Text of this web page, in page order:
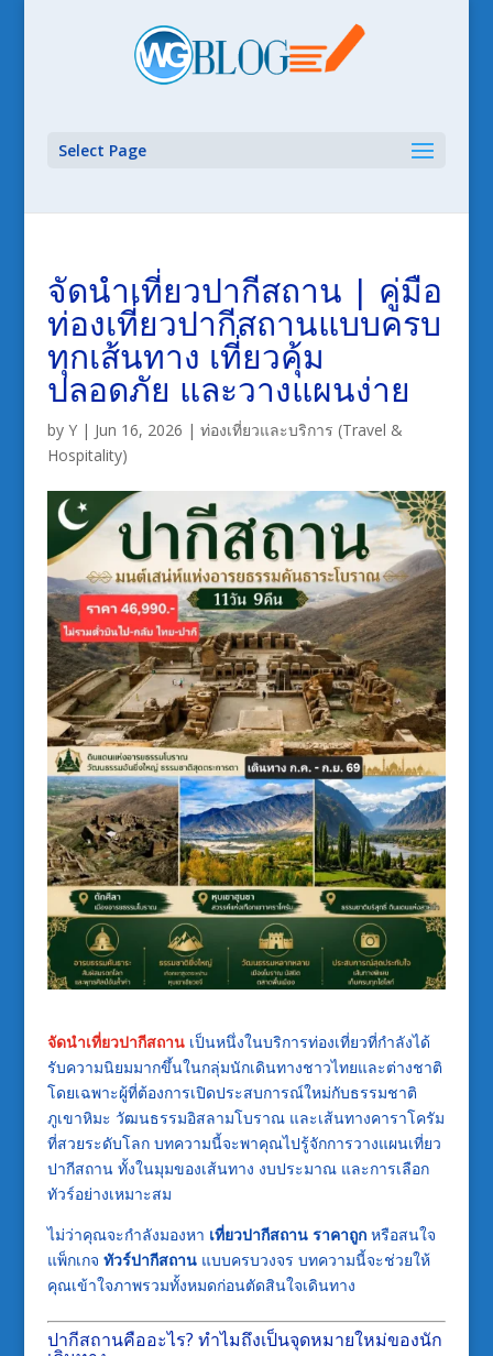
Select Page
จัดนำเที่ยวปากีสถาน | คู่มือ
ท่องเที่ยวปากีสถานแบบครบ
ทุกเส้นทาง เที่ยวคุ้ม
ปลอดภัย และวางแผนง่าย
by Y| Jun 16, 2026 | ท่องเที่ยวและบริการ (Travel &
Hospitality)
จัดนำเที่ยวปากีสถานเป็นหนึ่งในบริการท่องเที่ยวที่กำลังได้
รับความนิยมมากขึ้นในกลุ่มนักเดินทางชาวไทยและต่างชาติ
โดยเฉพาะผู้ที่ต้องการเปิดประสบการณ์ใหม่กับธรรมชาติ
ภูเขาหิมะ วัฒนธรรมอิสลามโบราณ และเส้นทางคาราโครัม
ที่สวยระดับโลก บทความนี้จะพาคุณไปรู้จักการวางแผนเที่ยว
ปากีสถาน ทั้งในมุมของเส้นทาง งบประมาณ และการเลือก
ทัวร์อย่างเหมาะสม
ไม่ว่าคุณจะกำลังมองหา เที่ยวปากีสถาน ราคาถูกหรือสนใจ
แพ็กเกจ ทัวร์ปากีสถานแบบครบวงจร บทความนี้จะช่วยให้
คุณเข้าใจภาพรวมทั้งหมดก่อนตัดสินใจเดินทาง
ปากีสถานคืออะไร? ทำไมถึงเป็นจุดหมายใหม่ของนัก